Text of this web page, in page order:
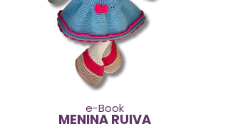
e-Book
MENINA RUIVA